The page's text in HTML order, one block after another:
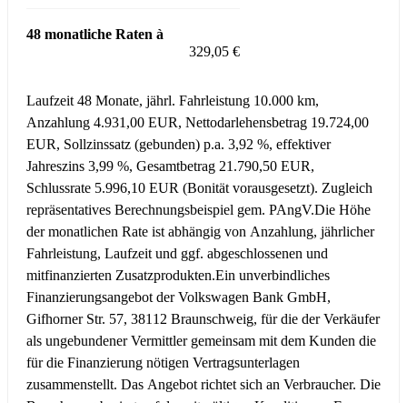
48 monatliche Raten à
329,05 €
Laufzeit 48 Monate, jährl. Fahrleistung 10.000 km,
Anzahlung 4.931,00 EUR, Nettodarlehensbetrag 19.724,00
EUR, Sollzinssatz (gebunden) p.a. 3,92 %, effektiver
Jahreszins 3,99 %, Gesamtbetrag 21.790,50 EUR,
Schlussrate 5.996,10 EUR (Bonität vorausgesetzt). Zugleich
repräsentatives Berechnungsbeispiel gem. PAngV.Die Höhe
der monatlichen Rate ist abhängig von Anzahlung, jährlicher
Fahrleistung, Laufzeit und ggf. abgeschlossenen und
mitfinanzierten Zusatzprodukten.Ein unverbindliches
Finanzierungsangebot der Volkswagen Bank GmbH,
Gifhorner Str. 57, 38112 Braunschweig, für die der Verkäufer
als ungebundener Vermittler gemeinsam mit dem Kunden die
für die Finanzierung nötigen Vertragsunterlagen
zusammenstellt. Das Angebot richtet sich an Verbraucher. Die